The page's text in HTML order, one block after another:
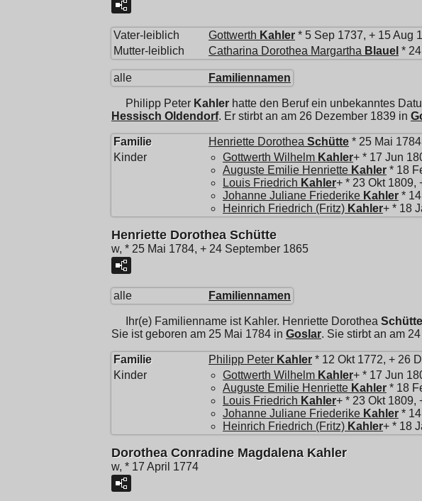
Vater-leiblich Gottwerth Kahler * 5 Sep 1737, + 15 Aug
Mutter-leiblich
Catharina Dorothea Margartha Blauel *
alle Familiennamen
Philipp Peter Kahler hatte den Beruf ein unbekanntes
Hessisch Oldendorf. Er stirbt an am 26 Dezember 1839 in
Familie Henriette Dorothea Schütte * 25 Mai
Kinder
Gottwerth Wilhelm Kahler+ * 17 Jun
Auguste Emilie Henriette Kahler * 18
Louis Friedrich Kahler+ * 23 Okt 1809,
Johanne Juliane Friederike Kahler *
Heinrich Friedrich (Fritz) Kahler+ * 18
Henriette Dorothea Schütte
w, * 25 Mai 1784, + 24 September 1865
alle Familiennamen
Ihr(e) Familienname ist Kahler. Henriette Dorothea Schütte
Sie ist geboren am 25 Mai 1784 in Goslar. Sie stirbt an am
Familie Philipp Peter Kahler * 12 Okt 1772, + 26
Kinder
Gottwerth Wilhelm Kahler+ * 17 Jun
Auguste Emilie Henriette Kahler * 18
Louis Friedrich Kahler+ * 23 Okt 1809,
Johanne Juliane Friederike Kahler *
Heinrich Friedrich (Fritz) Kahler+ * 18
Dorothea Conradine Magdalena Kahler
w, * 17 April 1774